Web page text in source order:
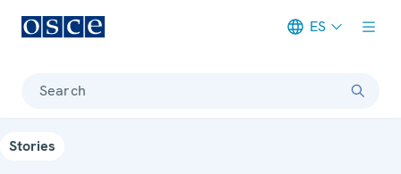
ES
Search
Stories